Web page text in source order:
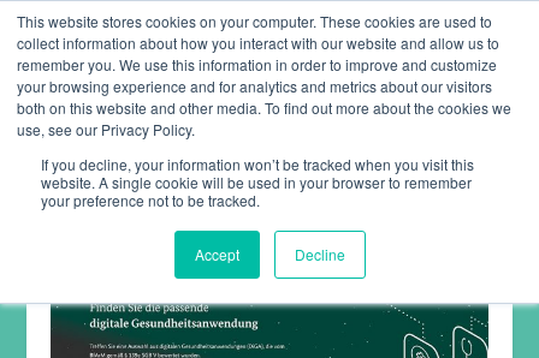
This website stores cookies on your computer. These cookies are used to
collect information about how you interact with our website and allow us to
remember you. We use this information in order to improve and customize
your browsing experience and for analytics and metrics about our visitors
both on this website and other media. To find out more about the cookies we
use, see our Privacy Policy.
If you decline, your information won’t be tracked when you visit this
website. A single cookie will be used in your browser to remember
your preference not to be tracked.
Accept Decline
KATEGORIE:MIGRÄNE